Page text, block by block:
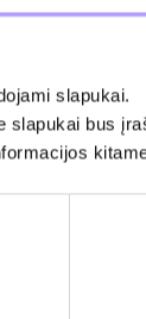
slapukai.
slapukai bus